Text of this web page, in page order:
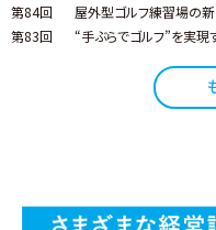
第84回
屋外型ゴルフ練習場の
第83回
“手ぶらでゴルフ”を実